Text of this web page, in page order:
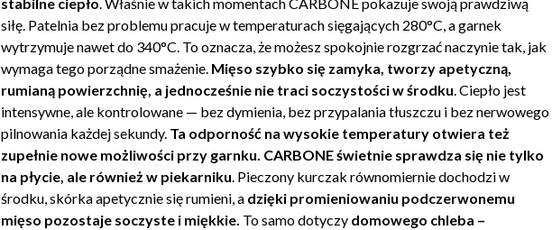
siłę. Patelnia bez problemu pracuje w temperaturach sięgających 280°C, a garnek
wytrzymuje nawet do 340°C. To oznacza, że możesz spokojnie rozgrzać naczynie tak, jak
wymaga tego porządne smażenie. Mięso szybko się zamyka, tworzy apetyczną,
rumianą powierzchnię, a jednocześnie nie traci soczystości w środku. Ciepło jest
intensywne, ale kontrolowane — bez dymienia, bez przypalania tłuszczu i bez nerwowego
pilnowania każdej sekundy. Ta odporność na wysokie temperatury otwiera też
zupełnie nowe możliwości przy garnku. CARBONE świetnie sprawdza się nie tylko
na płycie, ale również w piekarniku. Pieczony kurczak równomiernie dochodzi w
środku, skórka apetycznie się rumieni, a dzięki promieniowaniu podczerwonemu
mięso pozostaje soczyste i miękkie. To samo dotyczy domowego chleba –